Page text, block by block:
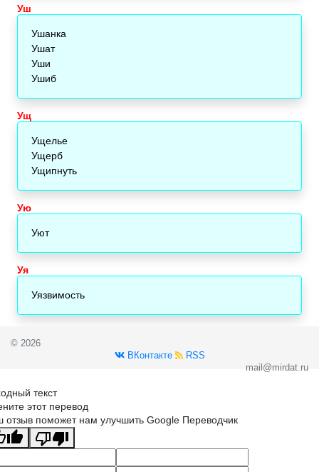
Уш
Ушанка
Ушат
Уши
Ушиб
Ущ
Ущелье
Ущерб
Ущипнуть
Ую
Уют
Уя
Уязвимость
© 2026
ВКонтакте
RSS
mail@mirdat.ru
текст
этот перевод
отзыв поможет нам улучшить Google Переводчик